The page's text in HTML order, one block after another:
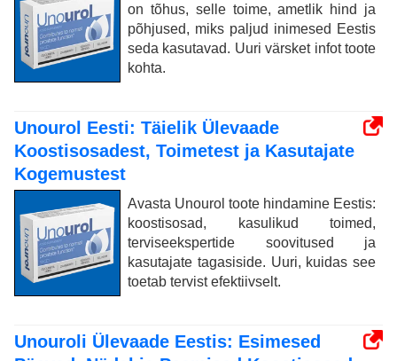
on tõhus, selle toime, ametlik hind ja
põhjused, miks paljud inimesed Eestis
seda kasutavad. Uuri värsket infot toote
kohta.
Unourol Eesti: Täielik Ülevaade
Koostisosadest, Toimetest ja Kasutajate
Kogemustest
Avasta Unourol toote hindamine Eestis:
koostisosad, kasulikud toimed,
terviseekspertide soovitused ja
kasutajate tagasiside. Uuri, kuidas see
toetab tervist efektiivselt.
Unouroli Ülevaade Eestis: Esimesed